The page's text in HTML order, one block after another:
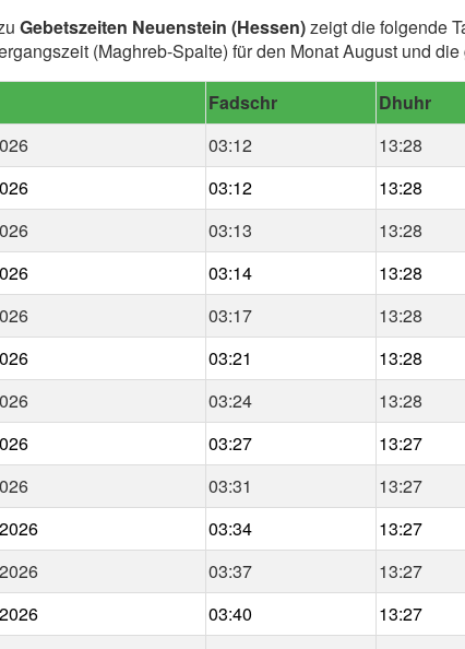
Gebetszeiten Neuenstein (Hessen)zeigt die folgende
(Maghreb-Spalte) für den Monat August und
Fadschr Dhuhr
03:12 13:28
03:12 13:28
03:13 13:28
03:14 13:28
03:17 13:28
03:21 13:28
03:24 13:28
03:27 13:27
03:31 13:27
03:34 13:27
03:37 13:27
03:40 13:27